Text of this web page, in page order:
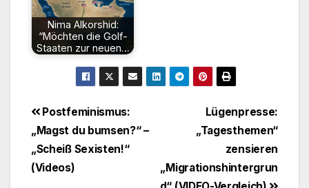
Nima Alkorshid:
“Möchten die Golf-
Staaten zur neuen…
BeitragsnavigationLügenpresse:
„Tagesthemen“
zensieren
„Migrationshintergrun
Postfeminismus:
„Magst du bumsen?“ –
„Scheiß Sexisten!“
(Videos)